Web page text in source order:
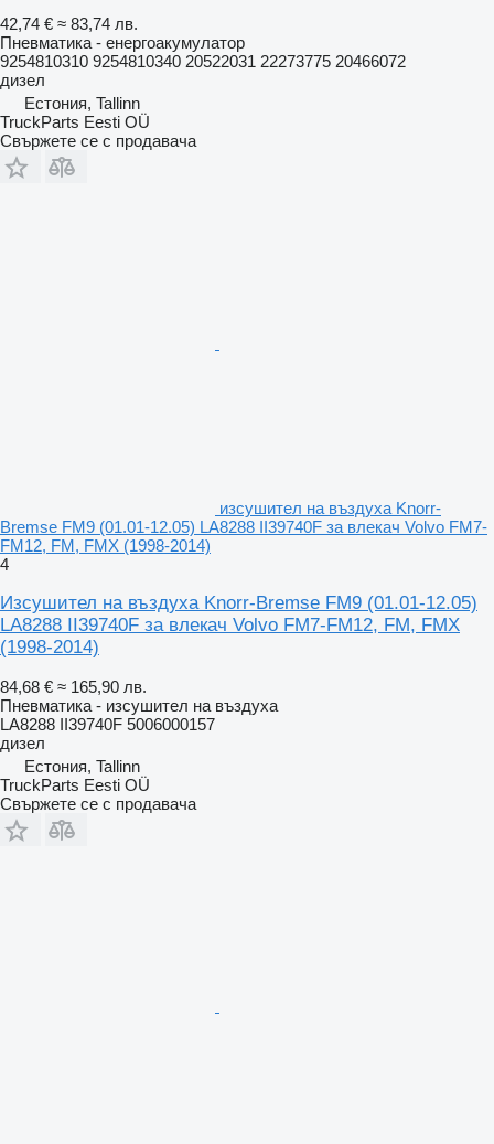
42,74 € ≈ 83,74 лв.
Пневматика - енергоакумулатор
9254810310 9254810340 20522031 22273775 20466072
дизел
Естония, Tallinn
TruckParts Eesti OÜ
Свържете се с продавача
изсушител на въздуха Knorr-
Bremse FM9 (01.01-12.05) LA8288 II39740F за влекач Volvo FM7-
FM12, FM, FMX (1998-2014)
4
Изсушител на въздуха Knorr-Bremse FM9 (01.01-12.05)
LA8288 II39740F за влекач Volvo FM7-FM12, FM, FMX
(1998-2014)
84,68 € ≈ 165,90 лв.
Пневматика - изсушител на въздуха
LA8288 II39740F 5006000157
дизел
Естония, Tallinn
TruckParts Eesti OÜ
Свържете се с продавача